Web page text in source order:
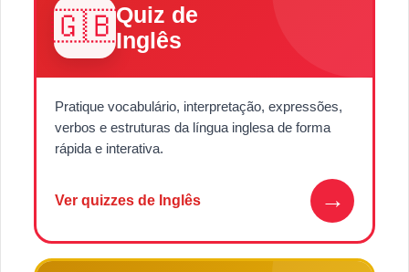
🇬🇧Quiz de
Inglês
Pratique vocabulário, interpretação, expressões,
verbos e estruturas da língua inglesa de forma
rápida e interativa.
Ver quizzes de Inglês →